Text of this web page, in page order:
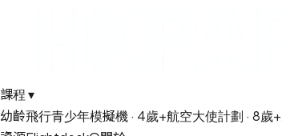
課程▾
幼齡飛行青少年模擬機 · 4歲+航空大使計劃 · 8歲+